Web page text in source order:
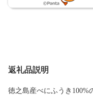
返礼品説明
徳之島産べにふうき100%